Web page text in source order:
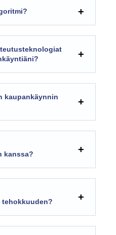
kaupankäynnin
kanssa?